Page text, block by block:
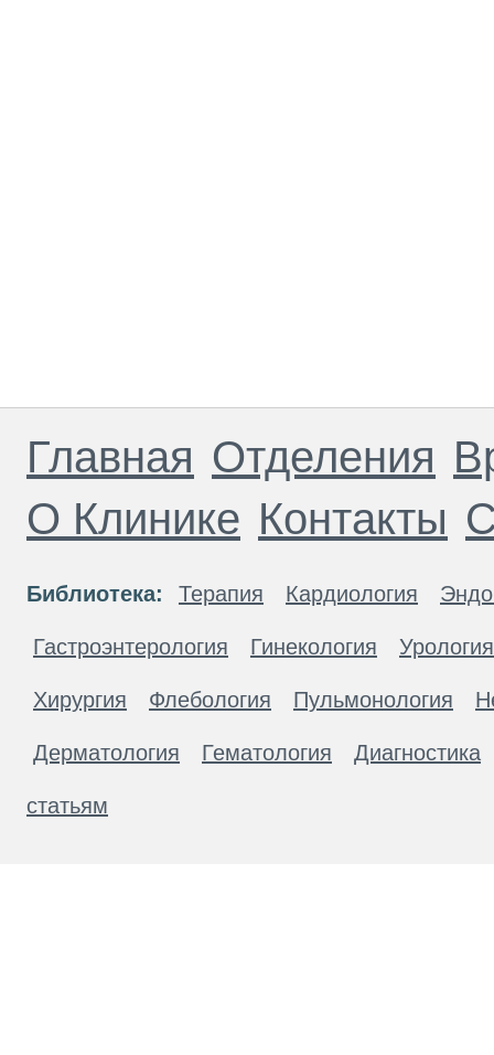
Главная Отделения
О Клинике Контакты
Библиотека: Терапия Кардиология
Гастроэнтерология Гинекология Урология
Хирургия Флебология Пульмонология
Дерматология Гематология Диагностика
статьям